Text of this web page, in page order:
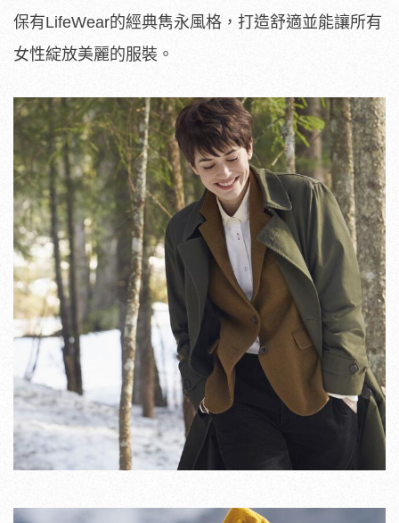
保有LifeWear的經典雋永風格，打造舒適並能讓所有
女性綻放美麗的服裝。